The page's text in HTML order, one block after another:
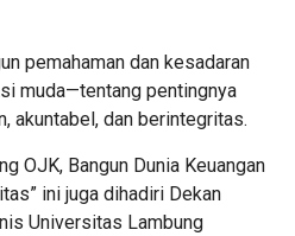
pemahaman dan kesadaran
muda—tentang pentingnya
akuntabel, dan berintegritas.
OJK, Bangun Dunia Keuangan
ini juga dihadiri Dekan
Universitas Lambung